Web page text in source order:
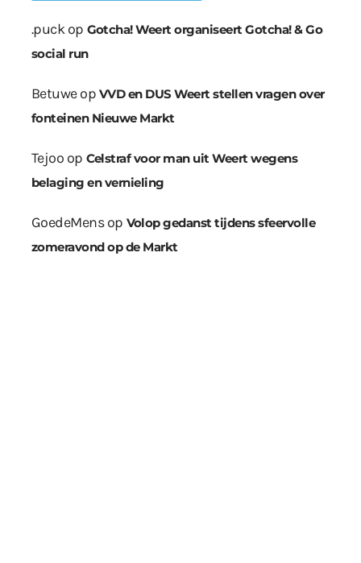
.puckop Gotcha! Weert organiseert Gotcha! & Go
social run
Betuweop VVD en DUS Weert stellen vragen over
fonteinen Nieuwe Markt
Tejoo op Celstraf voor man uit Weert wegens
belaging en vernieling
GoedeMensop Volop gedanst tijdens sfeervolle
zomeravond op de Markt